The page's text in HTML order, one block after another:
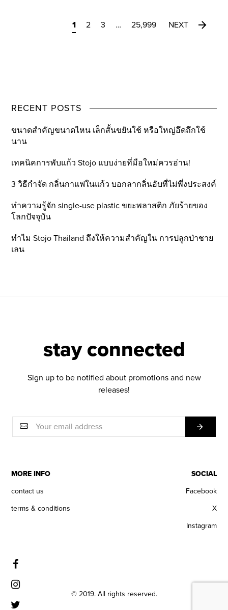
1 2 3 … 25,999 NEXT
RECENT POSTS
ขนาดสำคัญขนาดไหน เล็กสั้นขยันใช้ หรือใหญ่อึดถึกใช้
นาน
เทคนิคการพับแก้ว Stojo แบบง่ายที่มือใหม่ควรอ่าน!
3 วิธีกำจัด กลิ่นกาแฟในแก้ว บอกลากลิ่นอับที่ไม่พึ่งประสงค์
ทำความรู้จัก single-use plastic ขยะพลาสติก ภัยร้ายของ
โลกปัจจุบัน
ทำไม Stojo Thailand ถึงให้ความสำคัญใน การปลูกป่าชาย
เลน
stay connected
Sign up to be notified about promotions and new
releases!
MORE INFO
contact us
terms & conditions
SOCIAL
Facebook
X
Instagram
© 2019. All rights reserved.